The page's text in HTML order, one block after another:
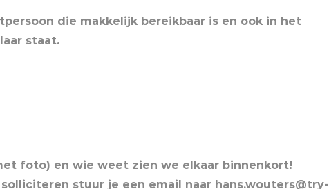
die makkelijk bereikbaar is en ook in het
staat.
foto) en wie weet zien we elkaar binnenkort!
stuur je een email naar hans.wouters@try-